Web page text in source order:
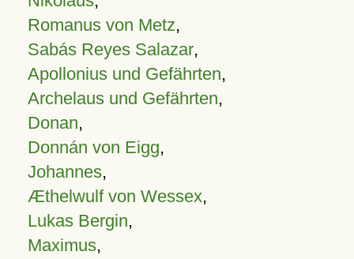
Romanus von Metz,
Sabás Reyes Salazar,
Apollonius und Gefährten,
Archelaus und Gefährten,
Donan,
Donnán von Eigg,
Johannes,
Æthelwulf von Wessex,
Lukas Bergin,
Maximus,